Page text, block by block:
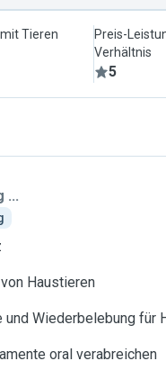
Tieren
Preis-
Verhältnis
5
...
Haustieren
und Wiederbelebung für
oral verabreichen